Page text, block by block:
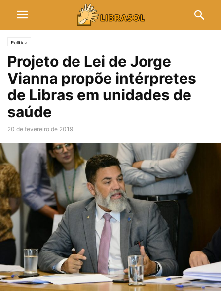
Política
Projeto de Lei de Jorge
Vianna propõe intérpretes
de Libras em unidades de
saúde
20 de fevereiro de 2019